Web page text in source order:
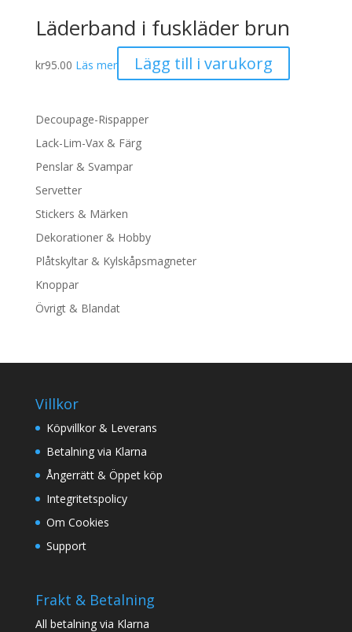
Läderband i fuskläder brun
kr95.00 Läs mer Lägg till i varukorg
Decoupage-Rispapper
Lack-Lim-Vax & Färg
Penslar & Svampar
Servetter
Stickers & Märken
Dekorationer & Hobby
Plåtskyltar & Kylskåpsmagneter
Knoppar
Övrigt & Blandat
Villkor
Köpvillkor & Leverans
Betalning via Klarna
Ångerrätt & Öppet köp
Integritetspolicy
Om Cookies
Support
Frakt & Betalning
All betalning via Klarna